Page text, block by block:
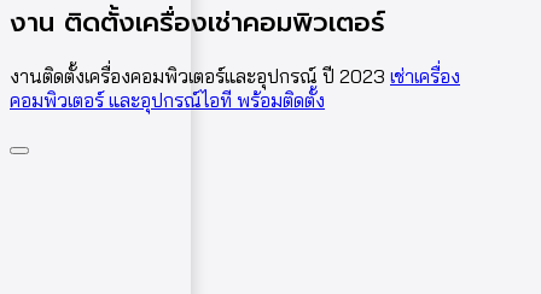
งาน ติดตั้งเครื่องเช่าคอมพิวเตอร์
งานติดตั้งเครื่องคอมพิวเตอร์และอุปกรณ์ ปี 2023 เช่าเครื่อง
คอมพิวเตอร์ และอุปกรณ์ไอที พร้อมติดตั้ง